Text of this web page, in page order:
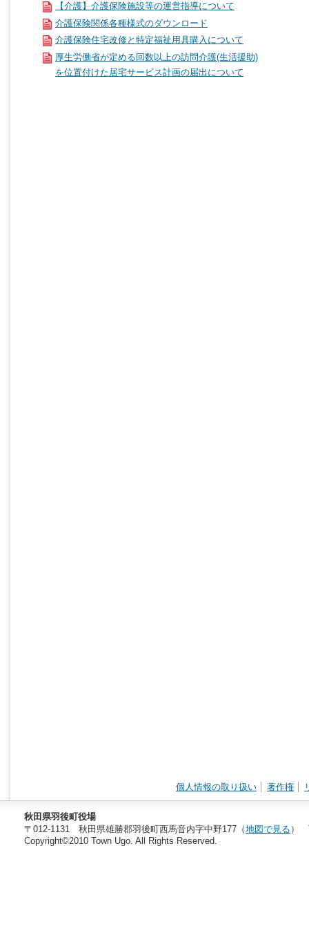
【介護】介護保険施設等の運営指導について
介護保険関係各種様式のダウンロード
介護保険住宅改修と特定福祉用具購入について
厚生労働省が定める回数以上の訪問介護(生活援助)
を位置付けた居宅サービス計画の届出について
個人情報の取り扱い 著作権
秋田県羽後町役場
〒012-1131 秋田県雄勝郡羽後町西馬音内字中野177（地図で見る ）
Copyright©2010 Town Ugo. All Rights Reserved.